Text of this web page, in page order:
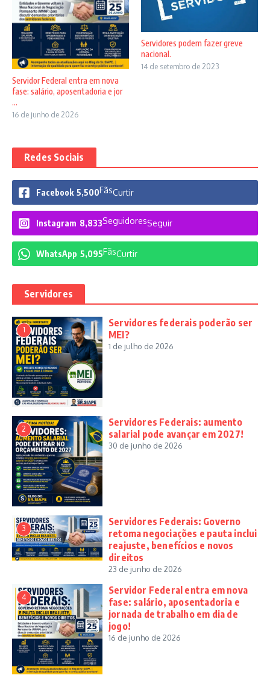
Servidor Federal entra em nova
fase: salário, aposentadoria e jor
...
16 de junho de 2026
Servidores podem fazer greve
nacional.
14 de setembro de 2023
Redes Sociais
Facebook 5,500FãsCurtir
Instagram 8,833SeguidoresSeguir
WhatsApp 5,095FãsCurtir
Servidores
1
Servidores federais poderão ser
MEI?
1 de julho de 2026
2
Servidores Federais: aumento
salarial pode avançar em 2027!
30 de junho de 2026
3
Servidores Federais: Governo
retoma negociações e pauta inclui
reajuste, benefícios e novos
direitos
23 de junho de 2026
4
Servidor Federal entra em nova
fase: salário, aposentadoria e
jornada de trabalho em dia de
jogo!
16 de junho de 2026